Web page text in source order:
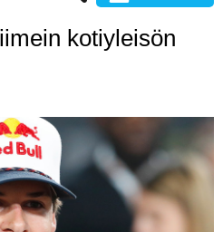
käyttäjätili
salasana
COUNTRY
LAJIT
kotiyleisön